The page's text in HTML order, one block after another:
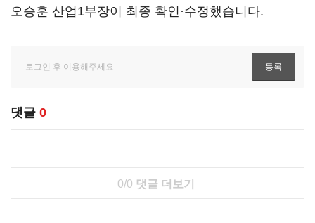
오승훈 산업1부장이 최종 확인·수정했습니다.
댓글 0
0/0 댓글 더보기